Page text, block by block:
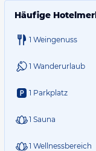
Häufige
1 Weingenuss
1 Wanderurlaub
1 Parkplatz
1 Sauna
1 Wellnessbereich